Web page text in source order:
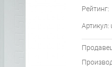
Рейтинг:
Артикул: